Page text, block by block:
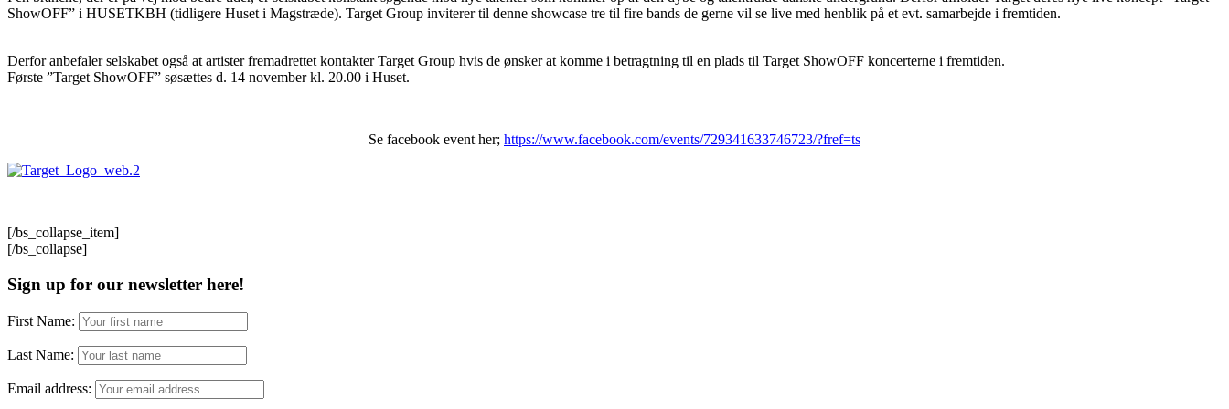
ShowOFF” i HUSETKBH (tidligere Huset i Magstræde). Target Group inviterer til denne showcase tre til fire bands de gerne vil se live med henblik på et evt. samarbejde i fremtiden.
Derfor anbefaler selskabet også at artister fremadrettet kontakter Target Group hvis de ønsker at komme i betragtning til en plads til Target ShowOFF koncerterne i fremtiden.
Første ”Target ShowOFF” søsættes d. 14 november kl. 20.00 i Huset.
Se facebook event her; https://www.facebook.com/events/729341633746723/?fref=ts
[/bs_collapse_item]
[/bs_collapse]
Sign up for our newsletter here!
First Name:
Last Name:
Email address: